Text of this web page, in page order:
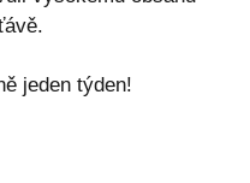
jeden týden!